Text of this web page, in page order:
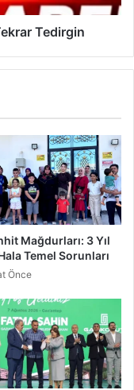
Tedirgin
Mağdurları: 3 Yıl
Temel Sorunları
Önce